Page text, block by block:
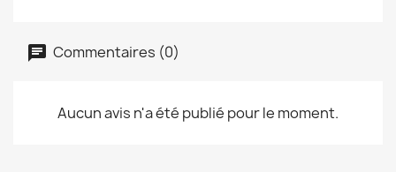
Commentaires (0)
Aucun avis n'a été publié pour le moment.